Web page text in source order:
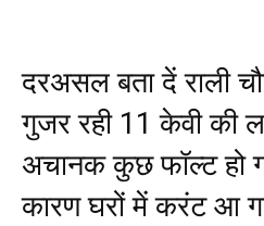
दरअसल बता दें राली
गुजर रही 11 केवी की
अचानक कुछ फॉल्ट हो
कारण घरों में करंट आ